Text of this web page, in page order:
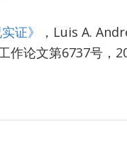
证》
，Luis A.
论文第6737号，